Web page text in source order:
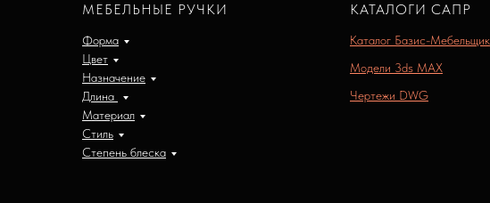
МЕБЕЛЬНЫЕ РУЧКИ
Форма
Цвет
Назначение
Длина
Материал
Стиль
Степень блеска
КАТАЛОГИ САПР
Каталог Базис-Мебельщик
Модели 3ds MAX
Чертежи DWG